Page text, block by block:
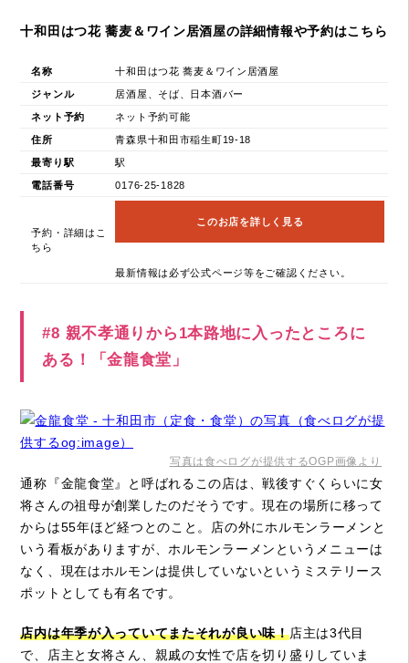
十和田はつ花 蕎麦＆ワイン居酒屋の詳細情報や予約はこちら
名称 十和田はつ花 蕎麦＆ワイン居酒屋
ジャンル 居酒屋、そば、日本酒バー
ネット予約 ネット予約可能
住所 青森県十和田市稲生町19-18
最寄り駅 駅
電話番号 0176-25-1828
予約・詳細はこ
ちら
このお店を詳しく見る
最新情報は必ず公式ページ等をご確認ください。
#8 親不孝通りから1本路地に入ったところに
ある！「金龍食堂」
写真は食べログが提供するOGP画像より
通称『金龍食堂』と呼ばれるこの店は、戦後すぐくらいに女
将さんの祖母が創業したのだそうです。現在の場所に移って
からは55年ほど経つとのこと。店の外にホルモンラーメンと
いう看板がありますが、ホルモンラーメンというメニューは
なく、現在はホルモンは提供していないというミステリース
ポットとしても有名です。
店内は年季が入っていてまたそれが良い味！店主は3代目
で、店主と女将さん、親戚の女性で店を切り盛りしていま